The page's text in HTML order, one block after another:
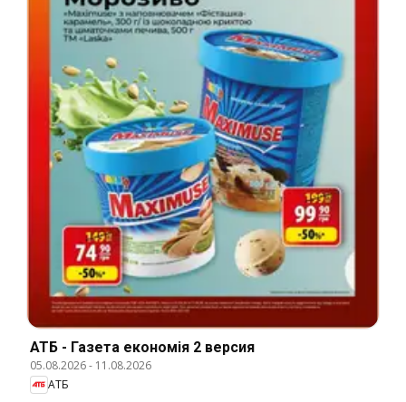
АТБ - Газета економія 2 версия
05.08.2026- 11.08.2026
АТБ